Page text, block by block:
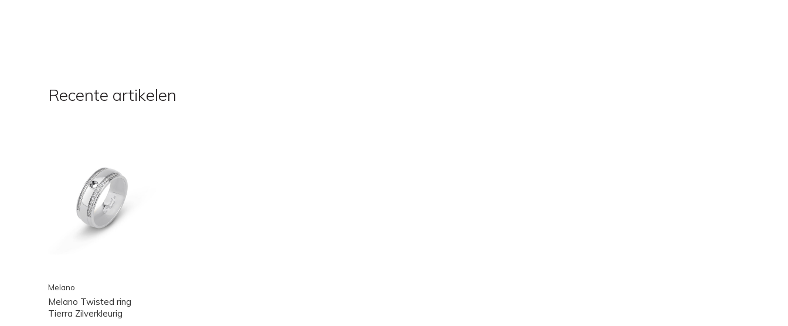
Recente artikelen
Melano
Melano Twisted ring
Tierra Zilverkleurig